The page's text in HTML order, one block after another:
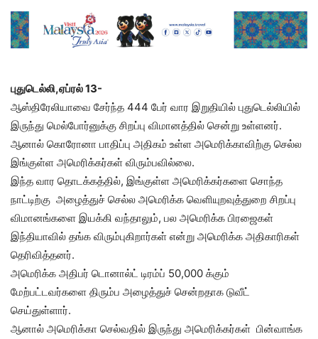
புதுடெல்லி,ஏப்ரல் 13-
ஆஸ்திரேலியாவை சேர்ந்த 444 பேர் வார இறுதியில் புதுடெல்லியில்
இருந்து மெல்போர்னுக்கு சிறப்பு விமானத்தில் சென்று உள்ளனர்.
ஆனால் கொரோனா பாதிப்பு அதிகம் உள்ள அமெரிக்காவிற்கு செல்ல
இங்குள்ள அமெரிக்கர்கள் விரும்பவில்லை.
இந்த வார தொடக்கத்தில், இங்குள்ள அமெரிக்கர்களை சொந்த
நாட்டிற்கு அழைத்துச் செல்ல அமெரிக்க வெளியுறவுத்துறை சிறப்பு
விமானங்களை இயக்கி வந்தாலும், பல அமெரிக்க பிரஜைகள்
இந்தியாவில் தங்க விரும்புகிறார்கள் என்று அமெரிக்க அதிகாரிகள்
தெரிவித்தனர்.
அமெரிக்க அதிபர் டொனால்ட் டிரம்ப் 50,000 க்கும்
மேற்பட்டவர்களை திரும்ப அழைத்துச் சென்றதாக டுவீட்
செய்துள்ளார்.
ஆனால் அமெரிக்கா செல்வதில் இருந்து அமெரிக்கர்கள் பின்வாங்க